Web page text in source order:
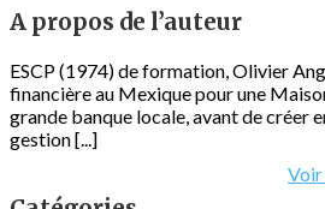
A propos de l’auteur
ESCP (1974) de formation, Olivier
financière au Mexique pour une
grande banque locale, avant de créer
gestion [...]
Voir